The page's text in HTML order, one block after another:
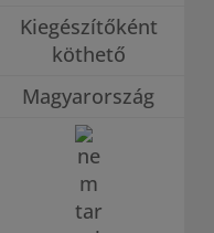
Kiegészítőként
köthető
Magyarország